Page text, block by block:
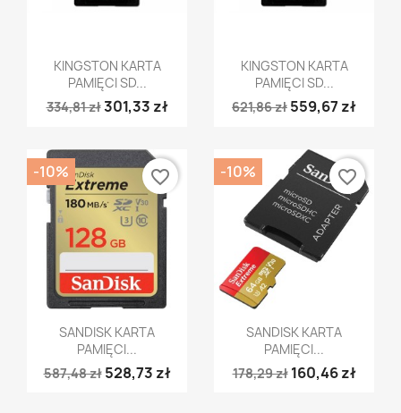
Szybki podgląd
KINGSTON KARTA
PAMIĘCI SD...
334,81 zł301,33 zł
Szybki podgląd
KINGSTON KARTA
PAMIĘCI SD...
621,86 zł 559,67 zł
Szybki podgląd
SANDISK KARTA
PAMIĘCI...
587,48 zł 528,73 zł
-10% favorite_border
Szybki podgląd
SANDISK KARTA
PAMIĘCI...
178,29 zł 160,46 zł
-10% favorite_border